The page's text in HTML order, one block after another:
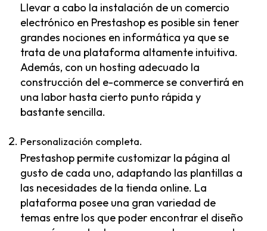
Llevar a cabo la instalación de un comercio
electrónico en Prestashop es posible sin tener
grandes nociones en informática ya que se
trata de una plataforma altamente intuitiva.
Además, con un hosting adecuado la
construcción del e-commerce se convertirá en
una labor hasta cierto punto rápida y
bastante sencilla.
Personalización completa.
Prestashop permite customizar la página al
gusto de cada uno, adaptando las plantillas a
las necesidades de la tienda online. La
plataforma posee una gran variedad de
temas entre los que poder encontrar el diseño